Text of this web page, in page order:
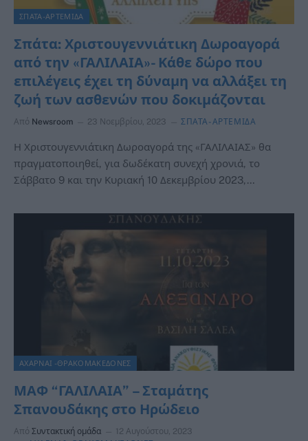
ΣΠΑΤΑ-ΑΡΤΕΜΙΔΑ
Σπάτα: Χριστουγεννιάτικη Δωροαγορά
από την «ΓΑΛΙΛΑΙΑ»- Κάθε δώρο που
επιλέγεις έχει τη δύναμη να αλλάξει τη
ζωή των ασθενών που δοκιμάζονται
Από Newsroom 23 Νοεμβρίου, 2023 ΣΠΑΤΑ-ΑΡΤΕΜΙΔΑ
Η Χριστουγεννιάτικη Δωροαγορά της «ΓΑΛΙΛΑΙΑΣ» θα
πραγματοποιηθεί, για δωδέκατη συνεχή χρονιά, το
Σάββατο 9 και την Κυριακή 10 Δεκεμβρίου 2023,…
ΑΧΑΡΝΑΙ -ΘΡΑΚΟΜΑΚΕΔΟΝΕΣ
ΜΑΦ “ΓΑΛΙΛΑΙΑ” – Σταμάτης
Σπανουδάκης στο Ηρώδειο
Από Συντακτική ομάδα
12 Αυγούστου, 2023